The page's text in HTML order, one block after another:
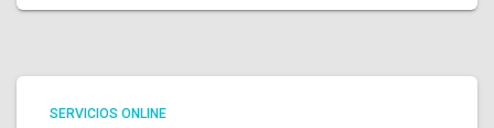
SERVICIOS ONLINE